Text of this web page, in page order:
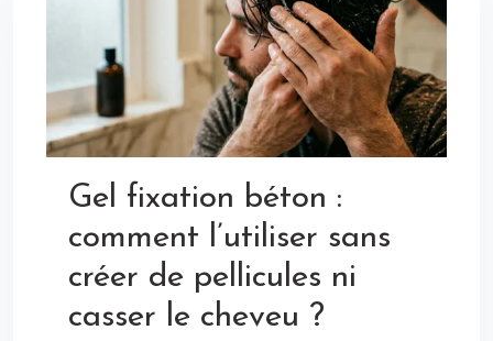
Gel fixation béton :
comment l’utiliser sans
créer de pellicules ni
casser le cheveu ?